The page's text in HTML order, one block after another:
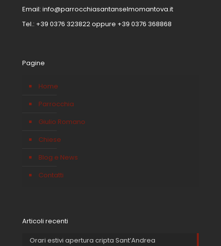
Email: info@parrocchiasantanselmomantova.it
Tel.: +39 0376 323822oppure +39 0376 368868
Pagine
Home
Parrocchia
Giulio Romano
Chiese
Blog e News
Contatti
Articoli recenti
Orari estivi apertura cripta Sant’Andrea